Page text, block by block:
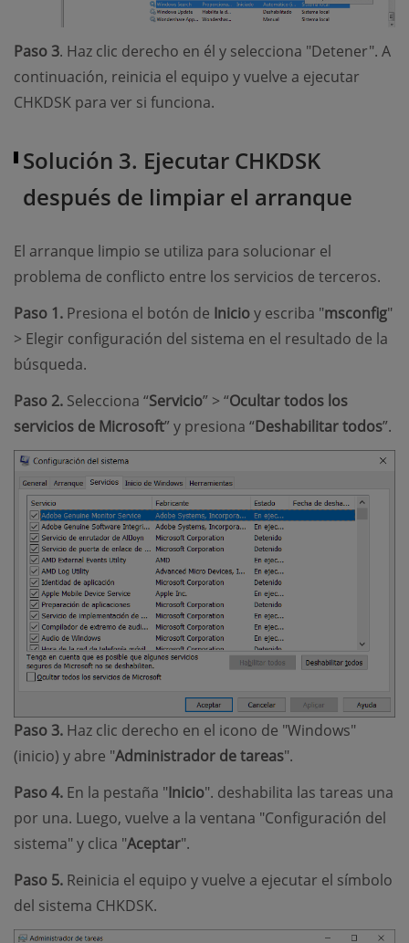
Paso 3. Haz clic derecho en él y selecciona "Detener". A
continuación, reinicia el equipo y vuelve a ejecutar
CHKDSK para ver si funciona.
Solución 3. Ejecutar CHKDSK
después de limpiar el arranque
El arranque limpio se utiliza para solucionar el
problema de conflicto entre los servicios de terceros.
Paso 1. Presiona el botón de Inicioy escriba "msconfig"
> Elegir configuración del sistema en el resultado de la
búsqueda.
Paso 2. Selecciona “Servicio” > “Ocultar todos los
servicios de Microsoft” y presiona “Deshabilitar todos”.
Paso 3. Haz clic derecho en el icono de "Windows"
(inicio) y abre "Administrador de tareas".
Paso 4. En la pestaña "Inicio". deshabilita las tareas una
por una. Luego, vuelve a la ventana "Configuración del
sistema" y clica "Aceptar".
Paso 5. Reinicia el equipo y vuelve a ejecutar el símbolo
del sistema CHKDSK.